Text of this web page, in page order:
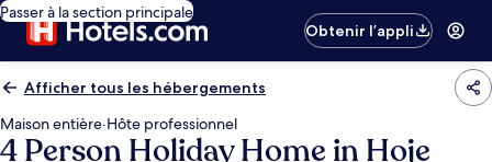
Passer à la section principale
Obtenir l’appli
Afficher tous les hébergements
Maison entière·Hôte professionnel
4 Person Holiday Home in Hoje